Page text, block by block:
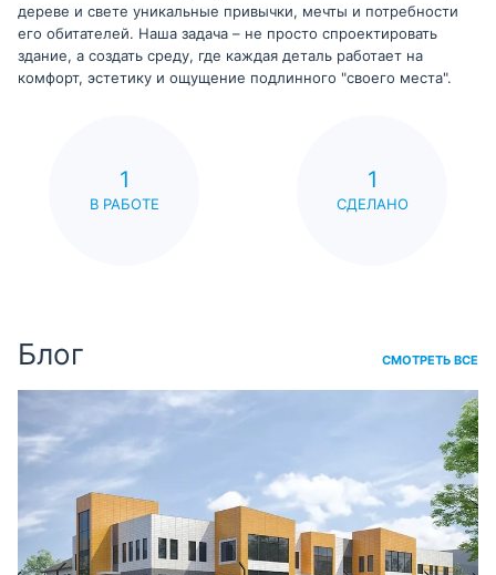
дереве и свете уникальные привычки, мечты и потребности
его обитателей. Наша задача – не просто спроектировать
здание, а создать среду, где каждая деталь работает на
комфорт, эстетику и ощущение подлинного "своего места".
1
В РАБОТЕ
1
СДЕЛАНО
Блог СМОТРЕТЬ ВСЕ